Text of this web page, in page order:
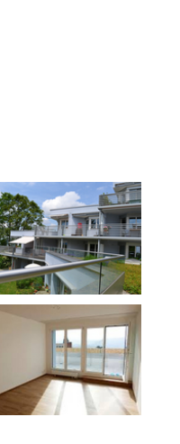
larger version
larger version